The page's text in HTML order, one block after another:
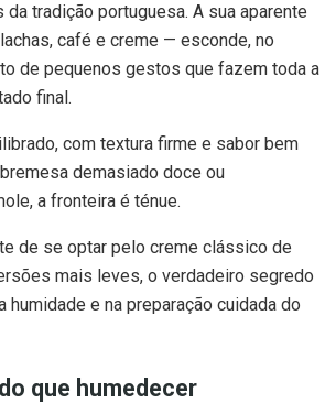
tradição portuguesa. A sua aparente
café e creme — esconde, no
de pequenos gestos que fazem toda a
final.
com textura firme e sabor bem
demasiado doce ou
a fronteira é ténue.
de se optar pelo creme clássico de
mais leves, o verdadeiro segredo
humidade e na preparação cuidada do
que humedecer